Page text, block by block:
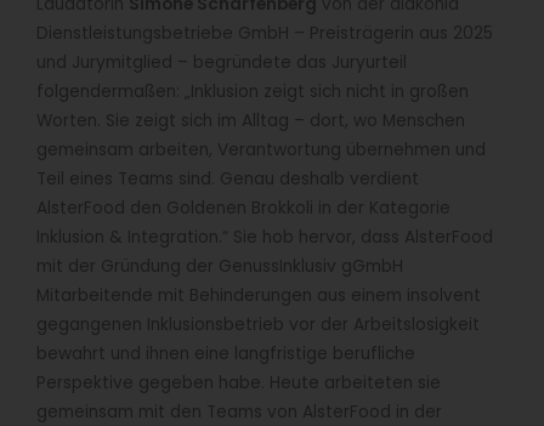
Dienstleistungsbetriebe GmbH – Preisträgerin aus 2025
und Jurymitglied – begründete das Juryurteil
folgendermaßen: „Inklusion zeigt sich nicht in großen
Worten. Sie zeigt sich im Alltag – dort, wo Menschen
gemeinsam arbeiten, Verantwortung übernehmen und
Teil eines Teams sind. Genau deshalb verdient
AlsterFood den Goldenen Brokkoli in der Kategorie
Inklusion & Integration.“ Sie hob hervor, dass AlsterFood
mit der Gründung der GenussInklusiv gGmbH
Mitarbeitende mit Behinderungen aus einem insolvent
gegangenen Inklusionsbetrieb vor der Arbeitslosigkeit
bewahrt und ihnen eine langfristige berufliche
Perspektive gegeben habe. Heute arbeiteten sie
gemeinsam mit den Teams von AlsterFood in der